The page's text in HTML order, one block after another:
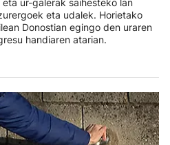
ur-galerak saihesteko lan
eta udalek. Horietako
Donostian egingo den uraren
handiaren atarian.